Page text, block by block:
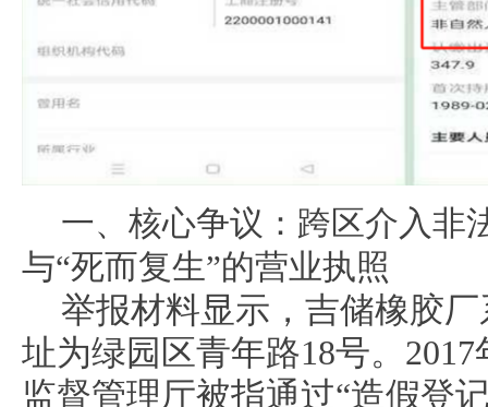
一、核心争议：跨区介入非
与“死而复生”的营业执照
举报材料显示，吉储橡胶
址为绿园区青年路18号。
监督管理厅被指通过“造假登